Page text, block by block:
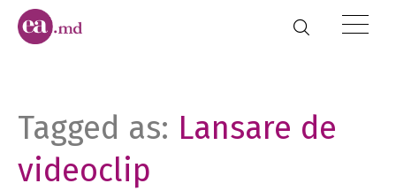
Tagged as: Lansare de
videoclip